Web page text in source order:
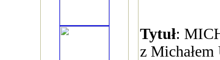
Tytuł:
z